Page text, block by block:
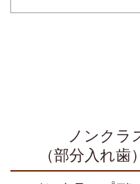
ノンクラ
（部分入れ